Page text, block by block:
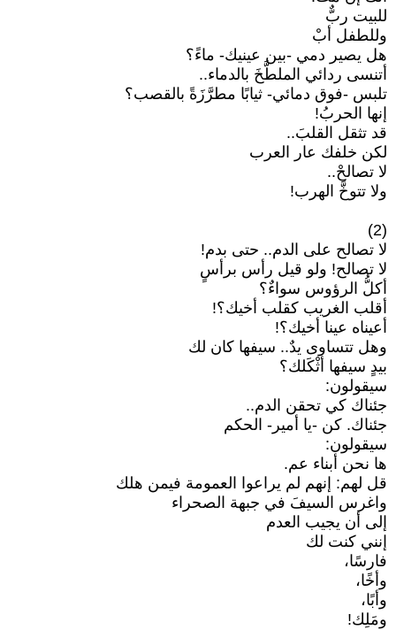
للبيت ربٌّ
وللطفل أبْ
هل يصير دمي -بين عينيك- ماءً؟
أتنسى ردائي الملطَّخَ بالدماء..
تلبس -فوق دمائي- ثيابًا مطرَّزَةً بالقصب؟
إنها الحربُ!
قد تثقل القلبَ..
لكن خلفك عار العرب
لا تصالحْ..
ولا تتوخَّ الهرب!
(2)
لا تصالح على الدم.. حتى بدم!
لا تصالح! ولو قيل رأس برأسٍ
أكلُّ الرؤوس سواءٌ؟
أقلب الغريب كقلب أخيك؟!
أعيناه عينا أخيك؟!
وهل تتساوى يدٌ.. سيفها كان لك
بيدٍ سيفها أثْكَلك؟
سيقولون:
جئناك كي تحقن الدم..
جئناك. كن -يا أمير- الحكم
سيقولون:
ها نحن أبناء عم.
قل لهم: إنهم لم يراعوا العمومة فيمن هلك
واغرس السيفَ في جبهة الصحراء
إلى أن يجيب العدم
إنني كنت لك
فارسًا،
وأخًا،
وأبًا،
ومَلِك!